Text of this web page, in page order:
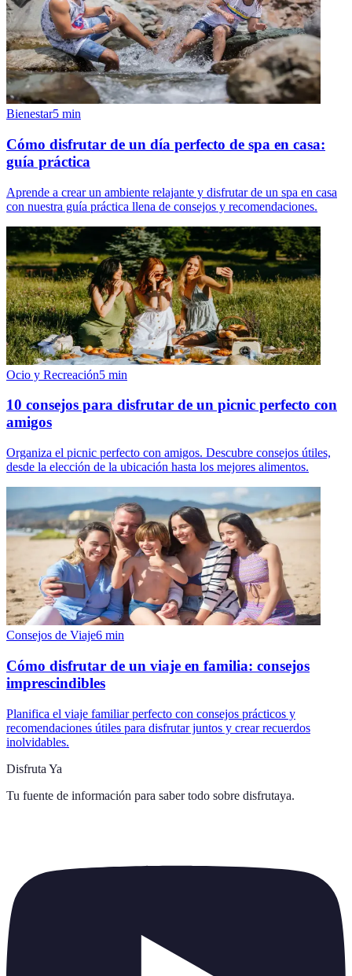
Bienestar5 min
Cómo disfrutar de un día perfecto de spa en casa:
guía práctica
Aprende a crear un ambiente relajante y disfrutar de un spa en casa
con nuestra guía práctica llena de consejos y recomendaciones.
Ocio y Recreación5 min
10 consejos para disfrutar de un picnic perfecto con
amigos
Organiza el picnic perfecto con amigos. Descubre consejos útiles,
desde la elección de la ubicación hasta los mejores alimentos.
Consejos de Viaje6 min
Cómo disfrutar de un viaje en familia: consejos
imprescindibles
Planifica el viaje familiar perfecto con consejos prácticos y
recomendaciones útiles para disfrutar juntos y crear recuerdos
inolvidables.
Disfruta Ya
Tu fuente de información para saber todo sobre disfrutaya.